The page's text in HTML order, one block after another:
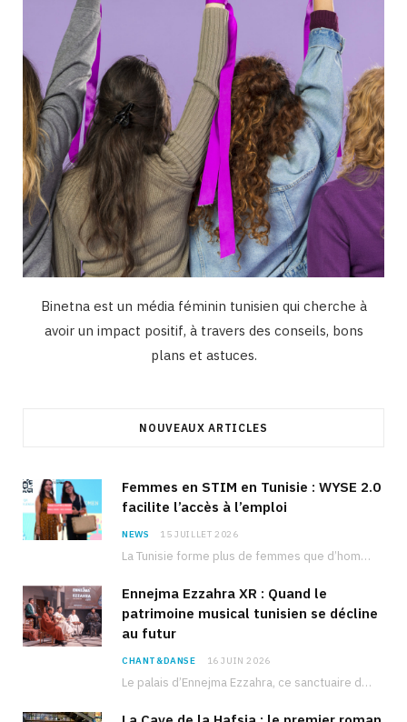
Binetna est un média féminin tunisien qui cherche à
avoir un impact positif, à travers des conseils, bons
plans et astuces.
NOUVEAUX ARTICLES
Femmes en STIM en Tunisie : WYSE 2.0
facilite l’accès à l’emploi
NEWS 15 JUILLET 2026
La Tunisie forme plus de femmes que d’hommes dans les filières scientifiques. Pourtant, pour beaucoup…
Ennejma Ezzahra XR : Quand le
patrimoine musical tunisien se décline
au futur
CHANT&DANSE 16 JUIN 2026
Le palais d’Ennejma Ezzahra, ce sanctuaire de la musique tunisienne et méditerranéenne construit par le…